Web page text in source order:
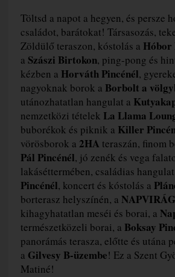
Töltsd a napot a hegyen, és persze
családot, barátokat! Társasozás,
Zöldülő teraszon, kóstolás a Hóbor
a Szászi Birtokon, ping-pong és
kézben a Horváth Pincénél,
nagyoknak borok a Borbolt a
utánozhatatlan hangulat a
nemzetközi tételek La Llama
buborékok és piknik a Killer
vörösborok a 2HA teraszán, finom
Pál Pincénél, jó zenék és vega
lakáséttermében, családias
Pincénél, koncert és kóstolás a
borterasz helyszínén, a NAPVIRÁG
kihagyhatatlan meséi és borai, a
természetközeli borai, a Boksay
panorámás terasza, előtte és utána
a Gilvesy B-üzembe! Ez a Szent
Matiné!